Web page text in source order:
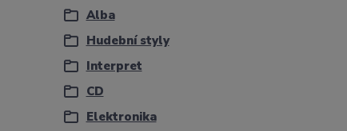
Alba
Hudební styly
Interpret
CD
Elektronika